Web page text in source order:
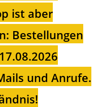
ist aber
Bestellungen
und Anrufe.